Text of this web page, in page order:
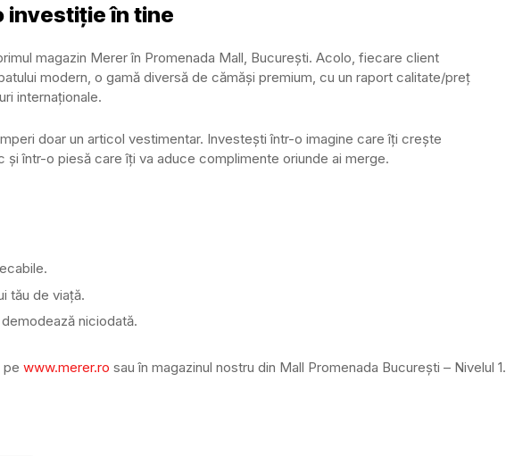
investiție în tine
magazin Merer în Promenada Mall, București. Acolo, fiecare client
modern, o gamă diversă de cămăși premium, cu un raport calitate/preț
internaționale.
doar un articol vestimentar. Investești într-o imagine care îți crește
într-o piesă care îți va aduce complimente oriunde ai merge.
tău de viață.
niciodată.
pe www.merer.ro sau în magazinul nostru din Mall Promenada București – Nivelul 1.